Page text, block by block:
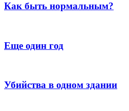
Как быть нормальным?
Еще один год
Убийства в одном здании